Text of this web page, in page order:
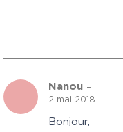
Nanou –
2 mai 2018
Bonjour,